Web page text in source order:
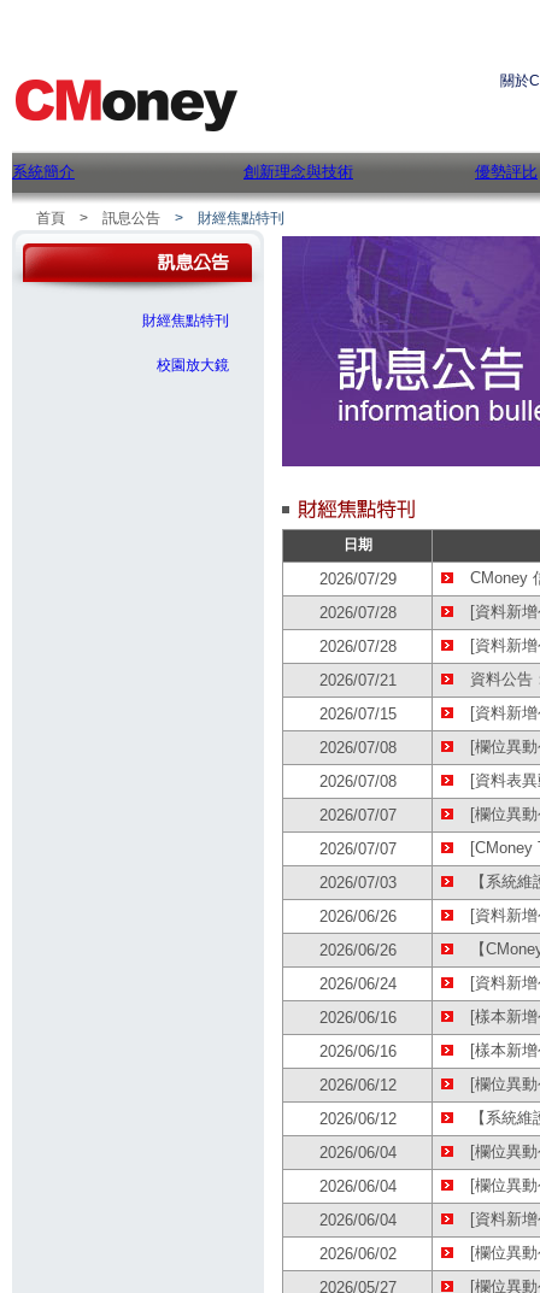
關於
系統簡介 創新理念與技術 優勢評比
首頁 > 訊息公告 > 財經焦點特刊
財經焦點特刊
校園放大鏡
日期
2026/07/29
CMoney
2026/07/28
[資料新
2026/07/28
[資料新
2026/07/21
資料公告
2026/07/15
[資料新
2026/07/08
[欄位異
2026/07/08
[資料表
2026/07/07
[欄位異
2026/07/07
[CMoney
2026/07/03
【系統
2026/06/26
[資料新
2026/06/26
【
2026/06/24
[資料新
2026/06/16
[樣本新
2026/06/16
[樣本新
2026/06/12
[欄位異
2026/06/12
【系統
2026/06/04
[欄位異
2026/06/04
[欄位異
2026/06/04
[資料新
2026/06/02
[欄位異
2026/05/27
[欄位異